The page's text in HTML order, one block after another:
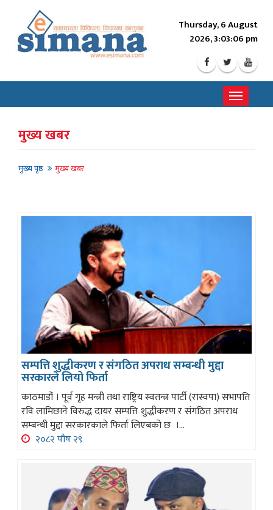
Thursday, 6 August
2026, 3:03:08 pm
Toggle
मुख्य खबर
मुख्य पृष्ठ मुख्य खबर
सम्पत्ति शुद्धीकरण र संगठित अपराध सम्बन्धी मुद्दा
सरकारले लियो फिर्ता
काठमाडौं । पूर्व गृह मन्त्री तथा राष्ट्रिय स्वतन्त्र पार्टी (रास्वपा) सभापति
रवि लामिछाने विरुद्ध दायर सम्पत्ति शुद्धीकरण र संगठित अपराध
सम्बन्धी मुद्दा सरकारकाले फिर्ता लिएबको छ ।...
२०८२ पौष २९